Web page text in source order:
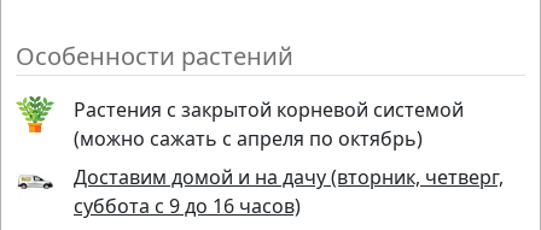
Особенности растений
Растения с закрытой корневой системой
(можно сажать с апреля по октябрь)
Доставим домой и на дачу (вторник, четверг,
суббота с 9 до 16 часов)